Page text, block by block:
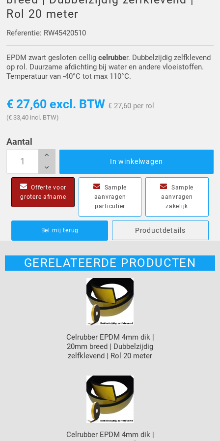
Driehoek/Wig profielen
Silicone U Profielen
Luikenpakking
Oploopprofielen
Hoekprofielen
O-ringen
Rol 20 meter
Referentie: RW45420510
EPDM zwart gesloten celligcelrubber. Dubbelzijdig zelfklevend
op rol. Duurzame afdichting bij water en andere vloeistoffen.
Temperatuur van -40°C tot max 110°C.
€ 27,60 excl. BTW € 27,60 per rol
(€ 33,40 incl. BTW)
Aantal
In winkelwagen
Offerte voor
grotere afname
Sample
aanvragen
particulier
Sample
aanvragen
zakelijk
Bel mij terug Productdetails
GERELATEERDE PRODUCTEN
Celrubber EPDM 4mm dik |
20mm breed | Dubbelzijdig
zelfklevend | Rol 20 meter
Celrubber EPDM 4mm dik |